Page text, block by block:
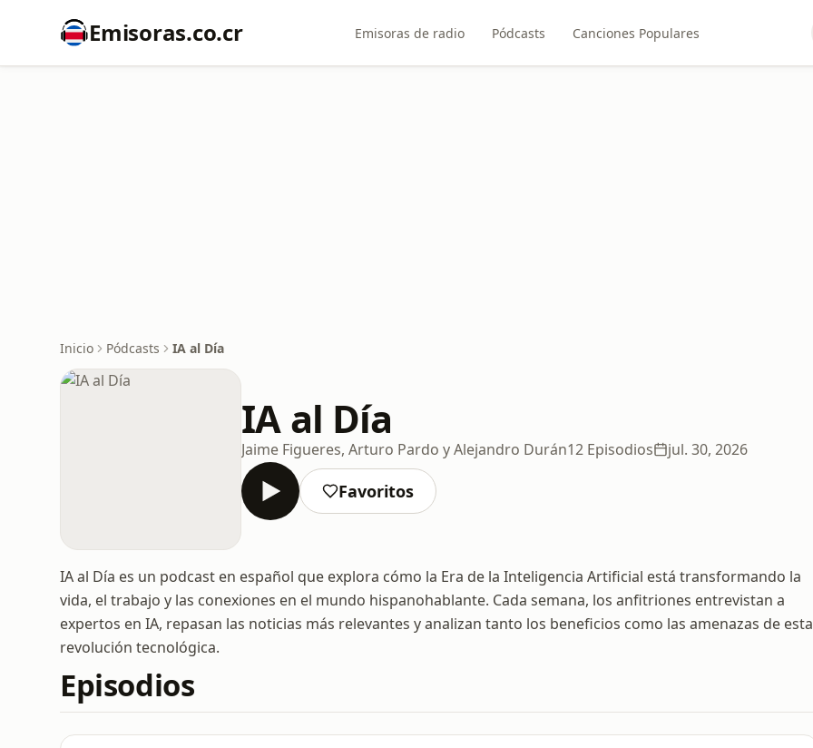
Emisoras.co.cr Emisoras de radio Pódcasts Canciones Populares
Inicio Pódcasts IA al Día
IA al Día
Jaime Figueres, Arturo Pardo y Alejandro Durán12 Episodios jul. 30, 2026
Favoritos
IA al Día es un podcast en español que explora cómo la Era de la Inteligencia Artificial está transformando la
vida, el trabajo y las conexiones en el mundo hispanohablante. Cada semana, los anfitriones entrevistan a
expertos en IA, repasan las noticias más relevantes y analizan tanto los beneficios como las amenazas de esta
revolución tecnológica.
Episodios